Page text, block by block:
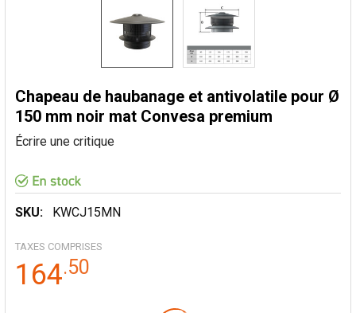
Chapeau de haubanage et antivolatile pour Ø
150 mm noir mat Convesa premium
Écrire une critique
SKU: KWCJ15MN
TAXES COMPRISES
164.50